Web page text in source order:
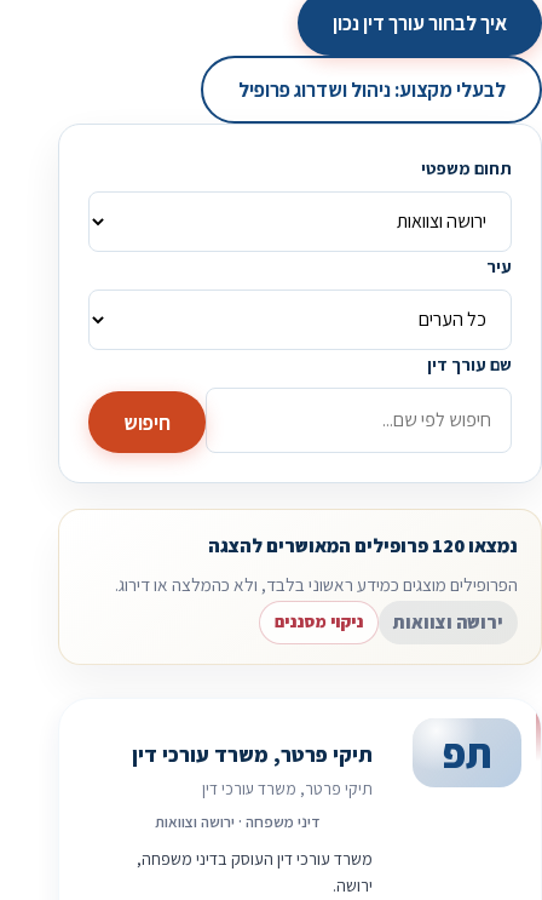
איך לבחור עורך דין נכון
לבעלי מקצוע: ניהול ושדרוג פרופיל
תחום משפטי
עיר
שם עורך דין
חיפוש
נמצאו 120 פרופילים המאושרים להצגה
הפרופילים מוצגים כמידע ראשוני בלבד, ולא כהמלצה או דירוג.
ירושה וצוואות
ניקוי מסננים
תפ תיקי פרטר, משרד עורכי דין
תיקי פרטר, משרד עורכי דין
דיני משפחה · ירושה וצוואות
משרד עורכי דין העוסק בדיני משפחה,
ירושה.